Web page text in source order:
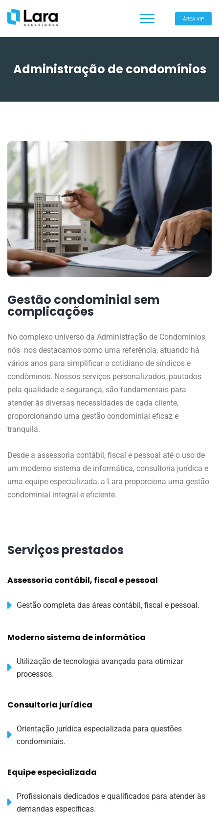
ÁREA VIP
Administração de condomínios
Gestão condominial sem
complicações
No complexo universo da Administração de Condomínios,
nós nos destacamos como uma referência, atuando há
vários anos para simplificar o cotidiano de síndicos e
condôminos. Nossos serviços personalizados, pautados
pela qualidade e segurança, são fundamentais para
atender às diversas necessidades de cada cliente,
proporcionando uma gestão condominial eficaz e
tranquila.
Desde a assessoria contábil, fiscal e pessoal até o uso de
um moderno sistema de informática, consultoria jurídica e
uma equipe especializada, a Lara proporciona uma gestão
condominial integral e eficiente.
Serviços prestados
Assessoria contábil, fiscal e pessoal
Gestão completa das áreas contábil, fiscal e pessoal.
Moderno sistema de informática
Utilização de tecnologia avançada para otimizar
processos.
Consultoria jurídica
Orientação jurídica especializada para questões
condominiais.
Equipe especializada
Profissionais dedicados e qualificados para atender às
demandas específicas.